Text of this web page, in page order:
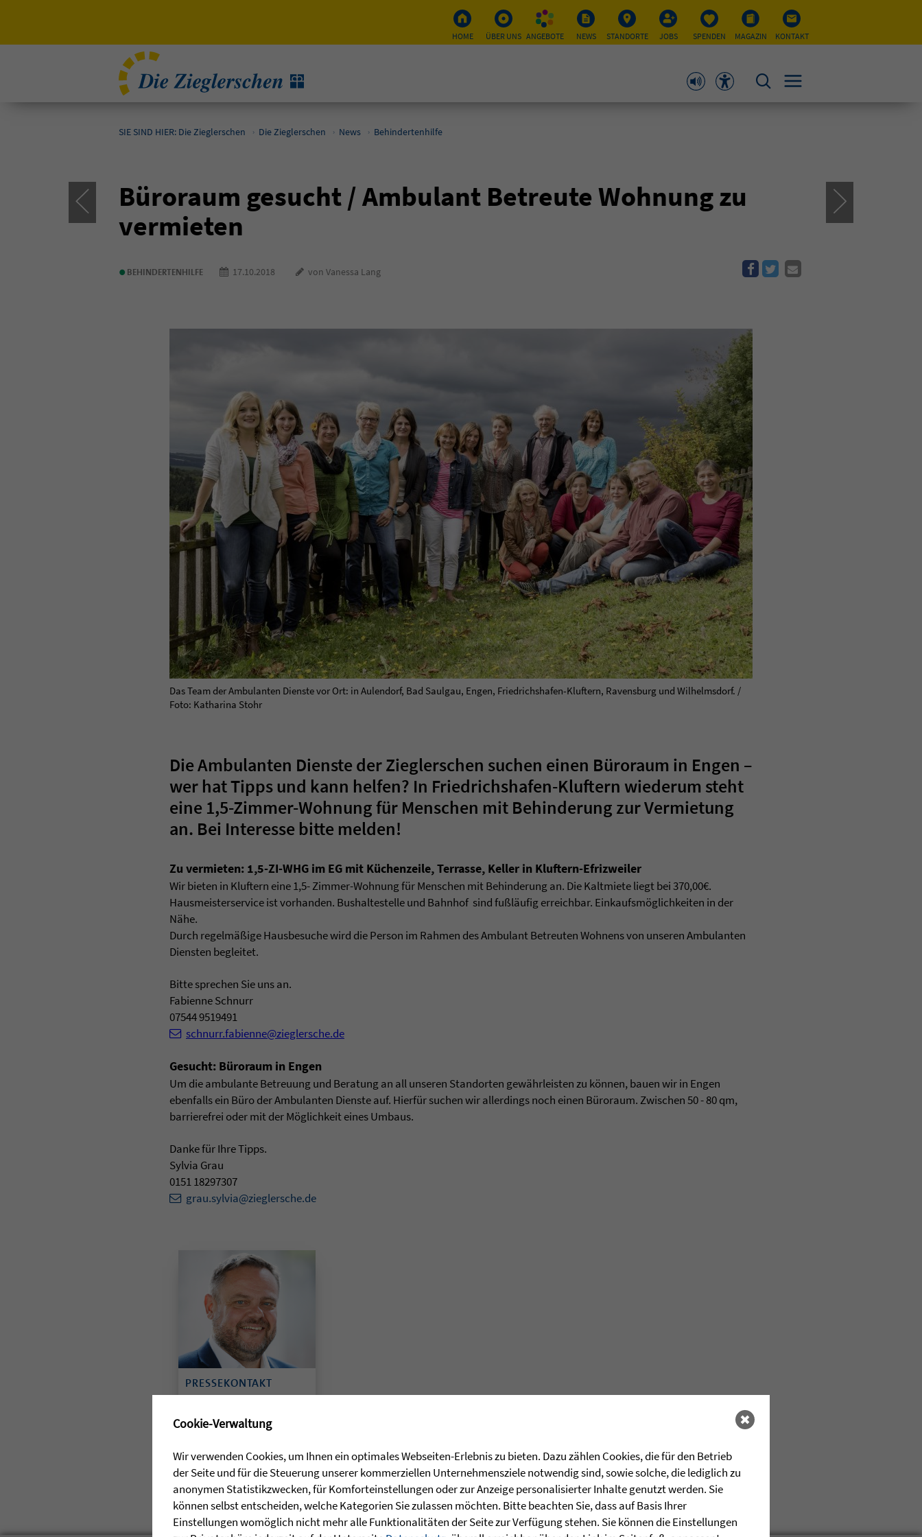
HOME ÜBER UNS ANGEBOTE NEWS STANDORTE JOBS SPENDEN MAGAZIN KONTAKT
SIE SIND HIER: Die Zieglerschen Die Zieglerschen News Behindertenhilfe
Büroraum gesucht / Ambulant Betreute Wohnung zu
vermieten
• BEHINDERTENHILFE 17.10.2018 von Vanessa Lang
Das Team der Ambulanten Dienste vor Ort: in Aulendorf, Bad Saulgau, Engen, Friedrichshafen-Kluftern, Ravensburg und Wilhelmsdorf. /
Foto: Katharina Stohr
Die Ambulanten Dienste der Zieglerschen suchen einen Büroraum in Engen –
wer hat Tipps und kann helfen? In Friedrichshafen-Kluftern wiederum steht
eine 1,5-Zimmer-Wohnung für Menschen mit Behinderung zur Vermietung
an. Bei Interesse bitte melden!
Zu vermieten: 1,5-ZI-WHG im EG mit Küchenzeile, Terrasse, Keller in Kluftern-Efrizweiler
Wir bieten in Kluftern eine 1,5- Zimmer-Wohnung für Menschen mit Behinderung an. Die Kaltmiete liegt bei 370,00€.
Hausmeisterservice ist vorhanden. Bushaltestelle und Bahnhof sind fußläufig erreichbar. Einkaufsmöglichkeiten in der
Nähe.
Durch regelmäßige Hausbesuche wird die Person im Rahmen des Ambulant Betreuten Wohnens von unseren Ambulanten
Diensten begleitet.
Bitte sprechen Sie uns an.
Fabienne Schnurr
07544 9519491
schnurr.fabienne@zieglersche.de
Gesucht: Büroraum in Engen
Um die ambulante Betreuung und Beratung an all unseren Standorten gewährleisten zu können, bauen wir in Engen
ebenfalls ein Büro der Ambulanten Dienste auf. Hierfür suchen wir allerdings noch einen Büroraum. Zwischen 50 - 80 qm,
barrierefrei oder mit der Möglichkeit eines Umbaus.
Danke für Ihre Tipps.
Sylvia Grau
0151 18297307
grau.sylvia@zieglersche.de
PRESSEKONTAKT
Stefan Wieland
E-Mail senden
Cookie-Verwaltung
Wir verwenden Cookies, um Ihnen ein optimales Webseiten-Erlebnis zu bieten. Dazu zählen Cookies, die für den Betrieb
der Seite und für die Steuerung unserer kommerziellen Unternehmensziele notwendig sind, sowie solche, die lediglich zu
anonymen Statistikzwecken, für Komforteinstellungen oder zur Anzeige personalisierter Inhalte genutzt werden. Sie
können selbst entscheiden, welche Kategorien Sie zulassen möchten. Bitte beachten Sie, dass auf Basis Ihrer
Einstellungen womöglich nicht mehr alle Funktionalitäten der Seite zur Verfügung stehen. Sie können die Einstellungen